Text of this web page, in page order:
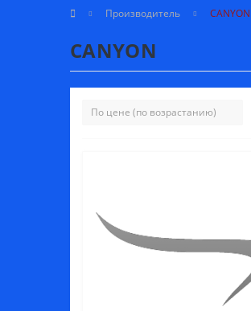
Производитель CANYON
CANYON